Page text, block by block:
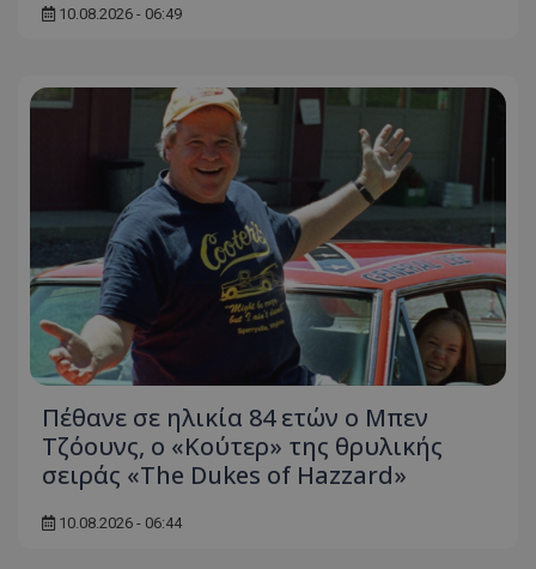
10.08.2026 - 06:49
Πέθανε σε ηλικία 84 ετών ο Μπεν
Τζόουνς, ο «Κούτερ» της θρυλικής
σειράς «The Dukes of Hazzard»
10.08.2026 - 06:44